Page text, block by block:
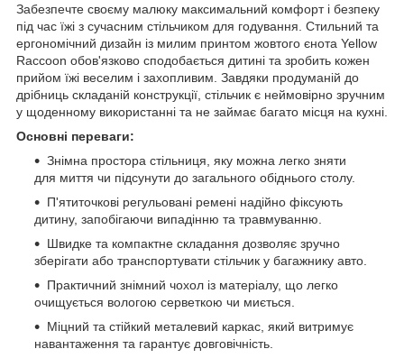
Забезпечте своєму малюку максимальний комфорт і безпеку
під час їжі з сучасним стільчиком для годування. Стильний та
ергономічний дизайн із милим принтом жовтого єнота Yellow
Raccoon обов'язково сподобається дитині та зробить кожен
прийом їжі веселим і захопливим. Завдяки продуманій до
дрібниць складаній конструкції, стільчик є неймовірно зручним
у щоденному використанні та не займає багато місця на кухні.
Основні переваги:
Знімна простора стільниця, яку можна легко зняти
для миття чи підсунути до загального обіднього столу.
П'ятиточкові регульовані ремені надійно фіксують
дитину, запобігаючи випадінню та травмуванню.
Швидке та компактне складання дозволяє зручно
зберігати або транспортувати стільчик у багажнику авто.
Практичний знімний чохол із матеріалу, що легко
очищується вологою серветкою чи миється.
Міцний та стійкий металевий каркас, який витримує
навантаження та гарантує довговічність.